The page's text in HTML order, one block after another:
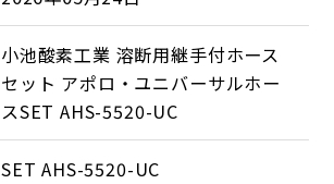
小池酸素工業 溶断用継手付ホース
セット アポロ・ユニバーサルホー
スSET AHS-5520-UC
SET AHS-5520-UC